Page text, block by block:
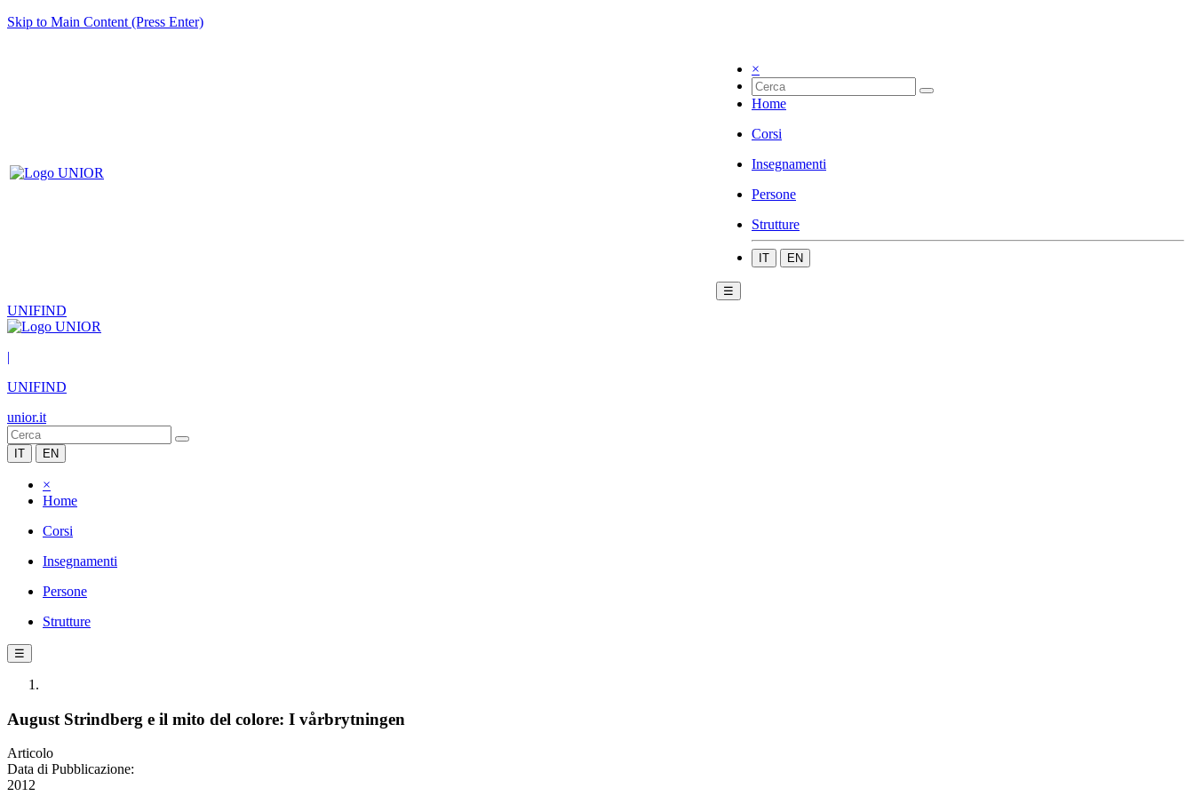
Skip to Main Content (Press Enter)
×
Home
Corsi
Insegnamenti
Persone
Strutture
IT EN
☰
UNIFIND
|
UNIFIND
unior.it
IT EN
×
Home
Corsi
Insegnamenti
Persone
Strutture
☰
August Strindberg e il mito del colore: I vårbrytningen
Articolo
Data di Pubblicazione:
2012